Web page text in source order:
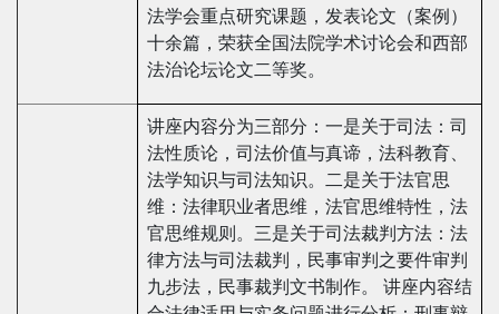
法学会重点研究课题，发表论文（案例）
十余篇，荣获全国法院学术讨论会和西部
法治论坛论文二等奖。
讲座内容分为三部分：一是关于司法：司
法性质论，司法价值与真谛，法科教育、
法学知识与司法知识。二是关于法官思
维：法律职业者思维，法官思维特性，法
官思维规则。三是关于司法裁判方法：法
律方法与司法裁判，民事审判之要件审判
九步法，民事裁判文书制作。 讲座内容结